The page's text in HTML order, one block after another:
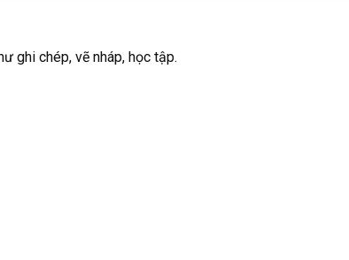
ghi chép, vẽ nháp, học tập.